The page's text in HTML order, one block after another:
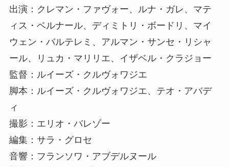
出演：クレマン・ファヴォー、ルナ・ガレ、マテ
ィス・ベルナール、ディミトリ・ボードリ、マイ
ウェン・バルテレミ、アルマン・サンセ・リシャ
ール、リュカ・マリリエ、イザベル・クラジョー
監督：ルイーズ・クルヴォワジエ
脚本：ルイーズ・クルヴォワジエ、テオ・アバデ
ィ
撮影：エリオ・バレゾー
編集：サラ・グロセ
音響：フランソワ・アブデルヌール